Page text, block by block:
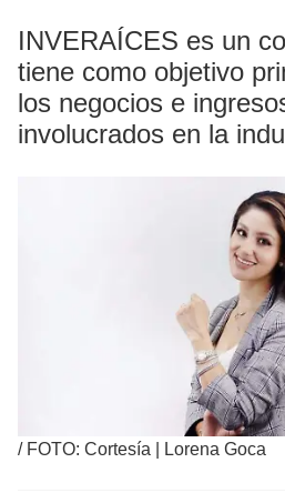
INVERAÍCES es un
tiene como objetivo
los negocios e
involucrados en la
/ FOTO: Cortesía | Lorena Goca